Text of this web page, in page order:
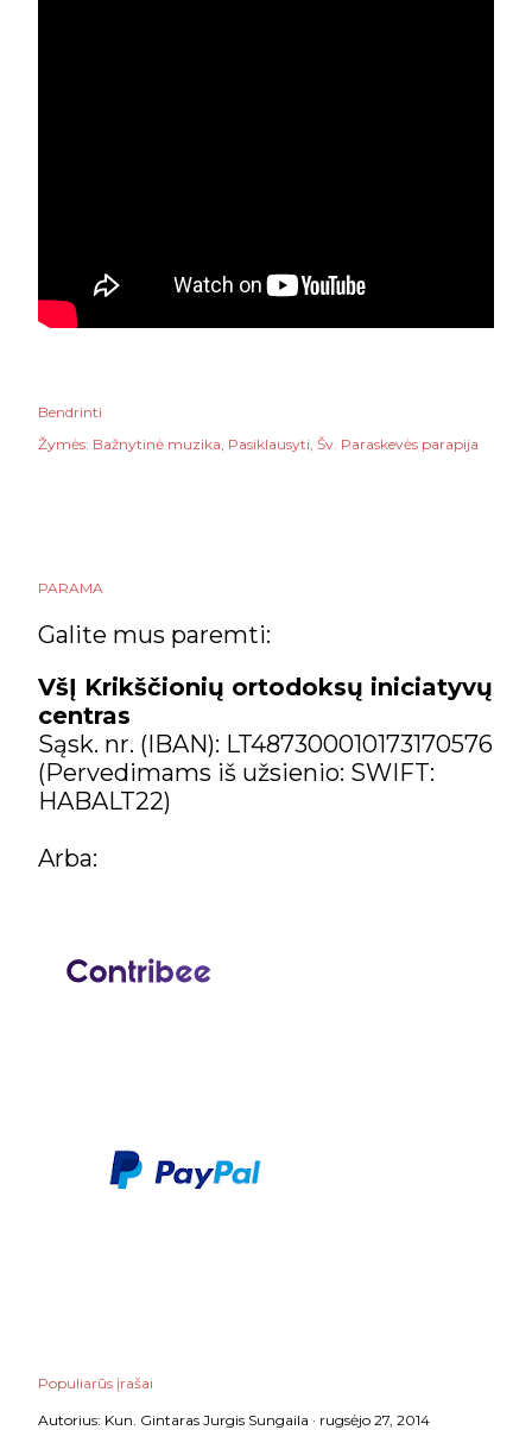
Bendrinti
Žymės: Bažnytinė muzika Pasiklausyti Šv. Paraskevės parapija
PARAMA
Galite mus paremti:
VšĮ Krikščionių ortodoksų iniciatyvų
centras
Sąsk. nr. (IBAN): LT487300010173170576
(Pervedimams iš užsienio: SWIFT:
HABALT22)
Arba:
Populiarūs įrašai
Autorius: Kun. Gintaras Jurgis Sungaila rugsėjo 27, 2014